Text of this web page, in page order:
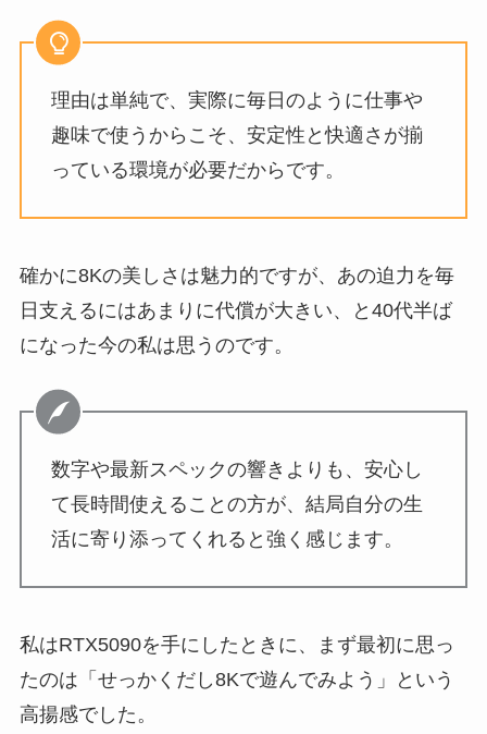
理由は単純で、実際に毎日のように仕事や
趣味で使うからこそ、安定性と快適さが揃
っている環境が必要だからです。
確かに8Kの美しさは魅力的ですが、あの迫力を毎
日支えるにはあまりに代償が大きい、と40代半ば
になった今の私は思うのです。
数字や最新スペックの響きよりも、安心し
て長時間使えることの方が、結局自分の生
活に寄り添ってくれると強く感じます。
私はRTX5090を手にしたときに、まず最初に思っ
たのは「せっかくだし8Kで遊んでみよう」という
高揚感でした。